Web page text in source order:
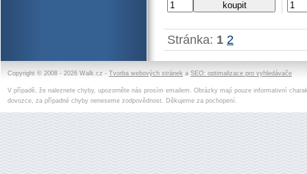
Stránka: 1 2
Copyright © 2008 - 2026 Walk.cz - Tvorba webových stránek a SEO: optimalizace pro vyhledávače
V případě, že naleznete chyby, upozorněte nás prosím emailem. Obrázky mají pouze informativní
dovozce, za případné chyby neneseme zodpovědnost. Děkujeme za pochopení.